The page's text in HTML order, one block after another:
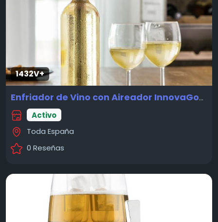
1432V+
Enfriador de Vino con Aireador InnovaGoods
Activo
Toda España
0 Reseñas